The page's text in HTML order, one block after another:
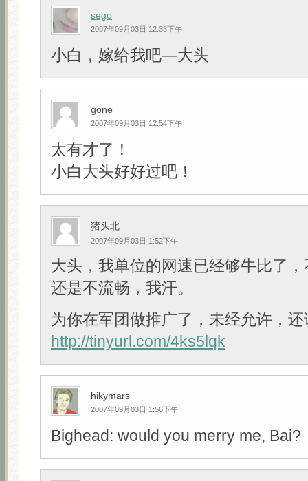
sego
2007年09月03日 12:38下午
小白，嫁给我吧—大头
gone
2007年09月03日 12:54下午
太有才了！
小白大头好好过吧！
猪头北
2007年09月03日 1:52下午
大头，我单位的网速已经够牛比了
还是不流畅，我汗。
为你在军团做推广了，未经允许，
http://tinyurl.com/4ks5lqk
hikymars
2007年09月03日 1:56下午
Bighead: would you merry me, Bai?